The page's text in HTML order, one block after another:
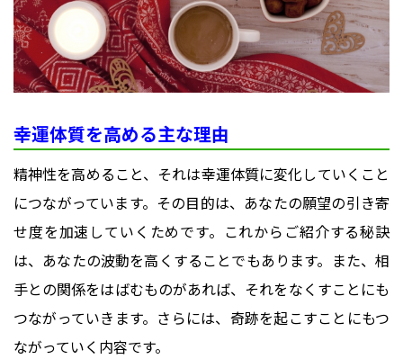
幸運体質を高める主な理由
精神性を高めること、それは幸運体質に変化していくこと
につながっています。その目的は、あなたの願望の引き寄
せ度を加速していくためです。これからご紹介する秘訣
は、あなたの波動を高くすることでもあります。また、相
手との関係をはばむものがあれば、それをなくすことにも
つながっていきます。さらには、奇跡を起こすことにもつ
ながっていく内容です。